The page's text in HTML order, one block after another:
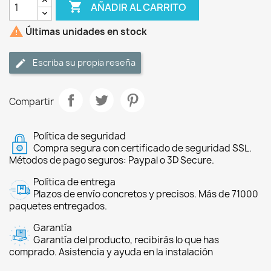
 AÑADIR AL CARRITO
 Últimas unidades en stock
Escriba su propia reseña
Compartir
Política de seguridad
Compra segura con certificado de seguridad SSL.
Métodos de pago seguros: Paypal o 3D Secure.
Política de entrega
Plazos de envío concretos y precisos. Más de 71000
paquetes entregados.
Garantía
Garantía del producto, recibirás lo que has
comprado. Asistencia y ayuda en la instalación